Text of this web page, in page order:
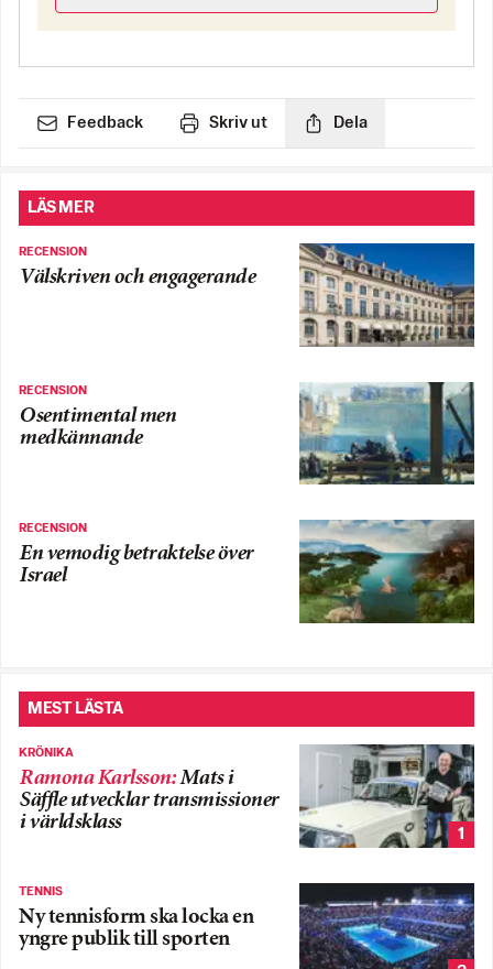
Feedback Skriv ut Dela
LÄS MER
RECENSION
Välskriven och engagerande
RECENSION
Osentimental men
medkännande
RECENSION
En vemodig betraktelse över
Israel
MEST LÄSTA
KRÖNIKA
Ramona Karlsson:Mats i
Säffle utvecklar transmissioner
i världsklass
1
TENNIS
Ny tennisform ska locka en
yngre publik till sporten